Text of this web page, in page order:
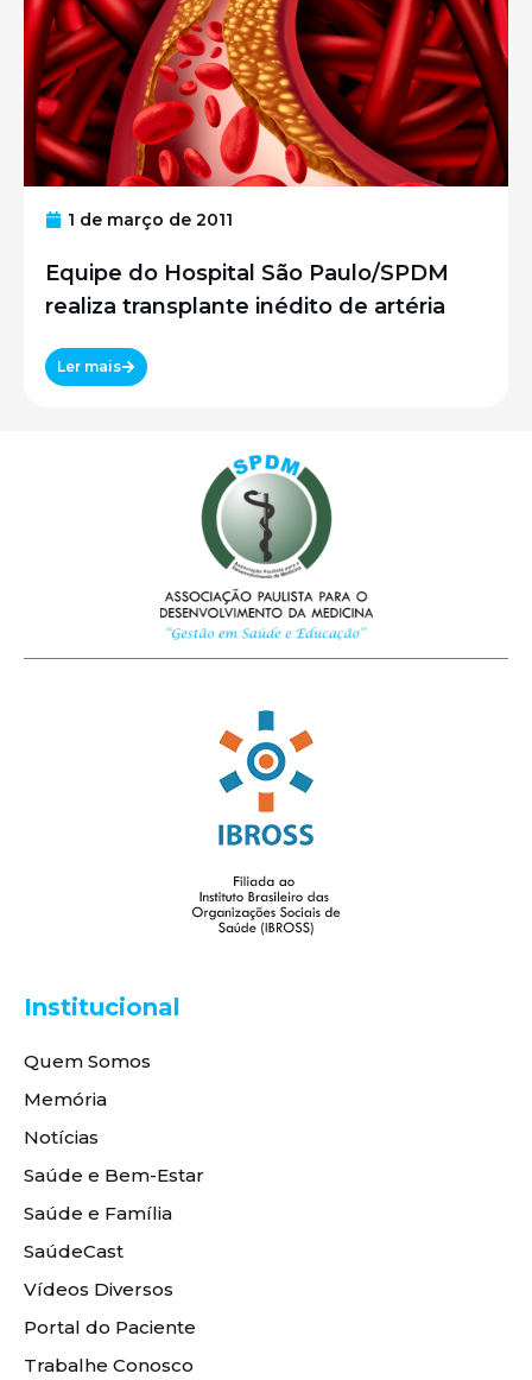
1 de março de 2011
Equipe do Hospital São Paulo/SPDM
realiza transplante inédito de artéria
Ler mais
Institucional
Quem Somos
Memória
Notícias
Saúde e Bem-Estar
Saúde e Família
SaúdeCast
Vídeos Diversos
Portal do Paciente
Trabalhe Conosco